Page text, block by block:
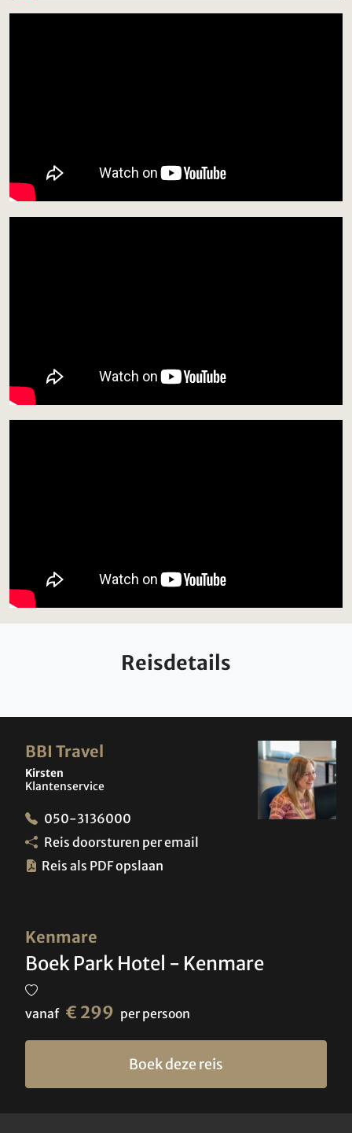
Reisdetails
Kenmare
Boek Park Hotel - Kenmare
vanaf € 299 per persoon
Boek deze reis
BBI Travel
Kirsten
Klantenservice
050-3136000
Reis doorsturen per email
Reis als PDF opslaan